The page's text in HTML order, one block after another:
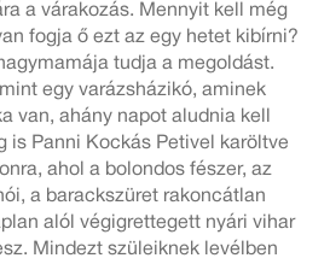
a várakozás. Mennyit kell még
fogja ő ezt az egy hetet kibírni?
tudja a megoldást.
egy varázsházikó, aminek
van, ahány napot aludnia kell
is Panni Kockás Petivel karöltve
ahol a bolondos fészer, az
a barackszüret rakoncátlan
alól végigrettegett nyári vihar
Mindezt szüleiknek levélben